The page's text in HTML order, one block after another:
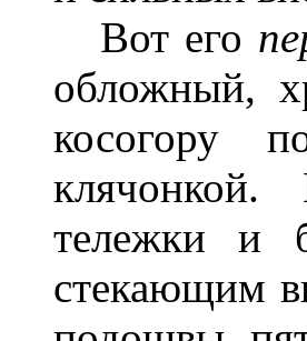
Вот его
обложный,
косогору
клячонкой.
тележки и
стекающим